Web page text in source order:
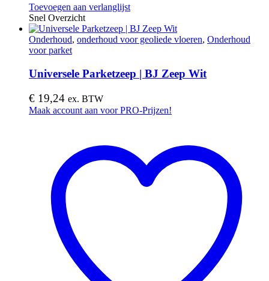
Toevoegen aan verlanglijst
Snel Overzicht
Onderhoud, onderhoud voor geoliede vloeren, Onderhoud
voor parket
Universele Parketzeep | BJ Zeep Wit
€ 19,24 ex. BTW
Maak account aan voor PRO-Prijzen!